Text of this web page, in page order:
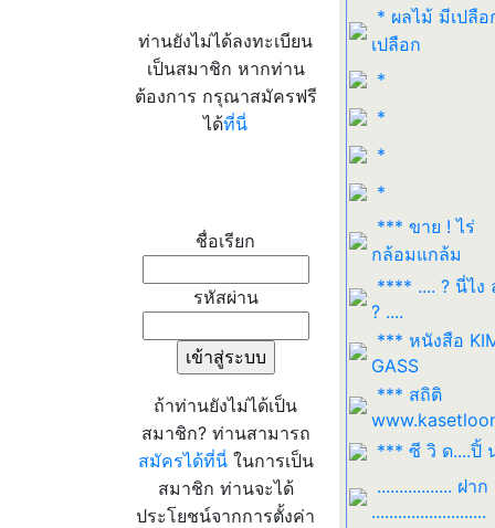
ท่านยังไม่ได้ลงทะเบียน
เป็นสมาชิก หากท่าน
ต้องการ กรุณาสมัครฟรี
ได้ที่นี่
ชื่อเรียก
รหัสผ่าน
ถ้าท่านยังไม่ได้เป็น
สมาชิก? ท่านสามารถ
สมัครได้ที่นี่ในการเป็น
สมาชิก ท่านจะได้
ประโยชน์จากการตั้งค่า
* ผลไม้ มีเปลื
เปลือก
*
*
*
*
*** ขาย ! ไร่
กล้อมแกล้ม
**** .... ? นี่ไง
? ....
*** หนังสือ
GASS
*** สถิติ
*** ซี วิ ด....ปิ้
................. ฝาก
..........................